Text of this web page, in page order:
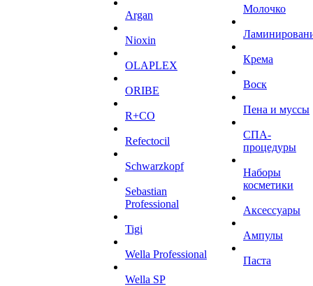
Argan
Niохin
OLAPLEX
ORIBE
R+CO
Refectocil
Schwarzkopf
Sebastian
Professional
Tigi
Wella Professional
Wella SP
Молочко
Крема
Воск
Пена и муссы
СПА-
процедуры
Наборы
косметики
Аксессуары
Ампулы
Паста